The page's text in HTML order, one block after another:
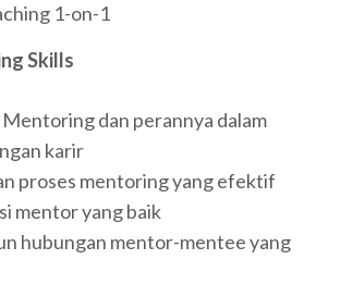
1-on-1
Skills
dan perannya dalam
karir
proses mentoring yang efektif
mentor yang baik
hubungan mentor-mentee yang